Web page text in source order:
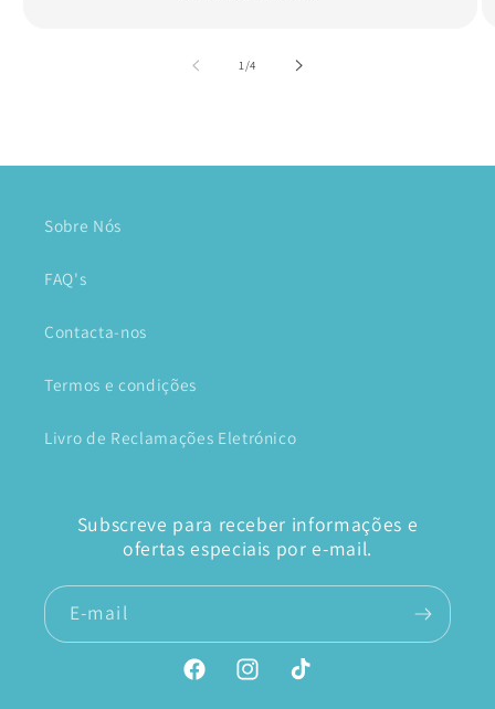
1/de
4
Sobre Nós
FAQ's
Contacta-nos
Termos e condições
Livro de Reclamações Eletrónico
Subscreve para receber informações e
ofertas especiais por e-mail.
E-mail
FacebookInstagramTikTok